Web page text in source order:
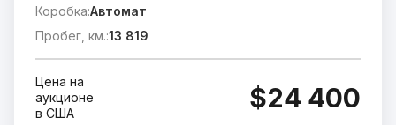
Коробка:Автомат
Пробег, км.:13 819
Цена на
аукционе
в США
$24 400